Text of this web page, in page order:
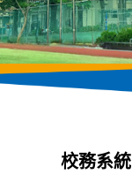
校務系統